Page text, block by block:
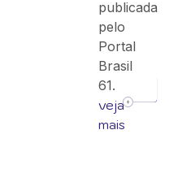
publicada
pelo
Portal
Brasil
61.
veja
mais